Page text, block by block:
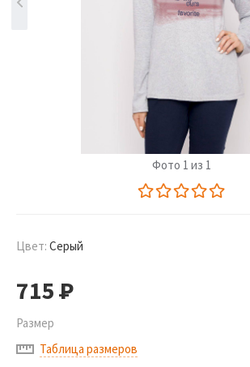
Фото 1 из 1
Цвет: Серый
715Р
Размер
Таблица размеров